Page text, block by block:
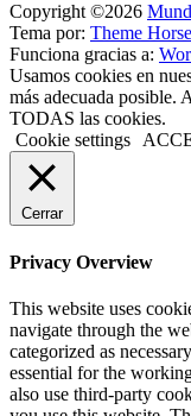
Copyright ©2026
Tema por: Theme Horse
Funciona gracias a:
Usamos cookies en
más adecuada posible.
TODAS las cookies.
Cookie settings
Cerrar
Privacy Overview
This website uses
navigate through the
categorized as
essential for the
also use third-party